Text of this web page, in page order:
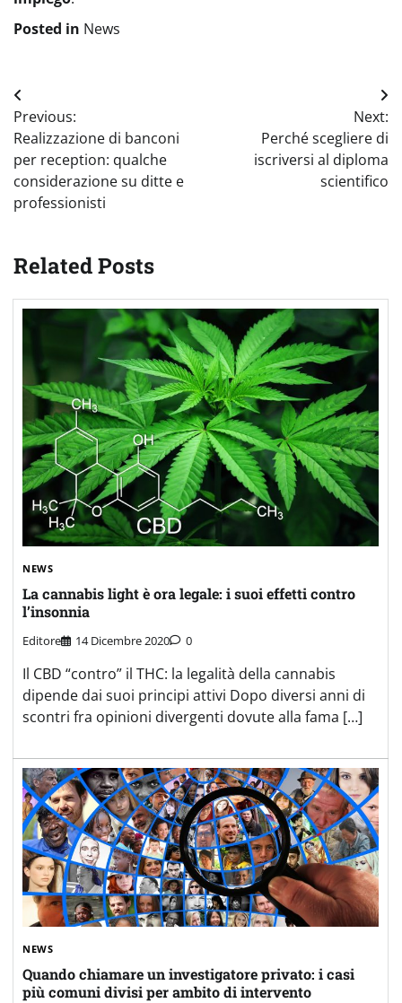
Posted in News
Navigazione
articoli
Previous:
Realizzazione di banconi
per reception: qualche
considerazione su ditte e
professionisti
Next:
Perché scegliere di
iscriversi al diploma
scientifico
Related Posts
NEWS
La cannabis light è ora legale: i suoi effetti contro
l’insonnia
Editore 14 Dicembre 2020 0
Il CBD “contro” il THC: la legalità della cannabis
dipende dai suoi principi attivi Dopo diversi anni di
scontri fra opinioni divergenti dovute alla fama […]
NEWS
Quando chiamare un investigatore privato: i casi
più comuni divisi per ambito di intervento